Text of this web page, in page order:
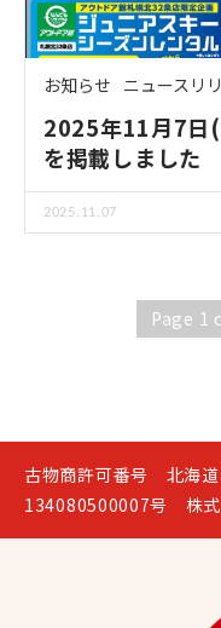
お知らせ ニュースリ
2025年11月7日
を掲載しました
2025.11.07
Page 1
古物商許可番号 北海
134080500007号 株式